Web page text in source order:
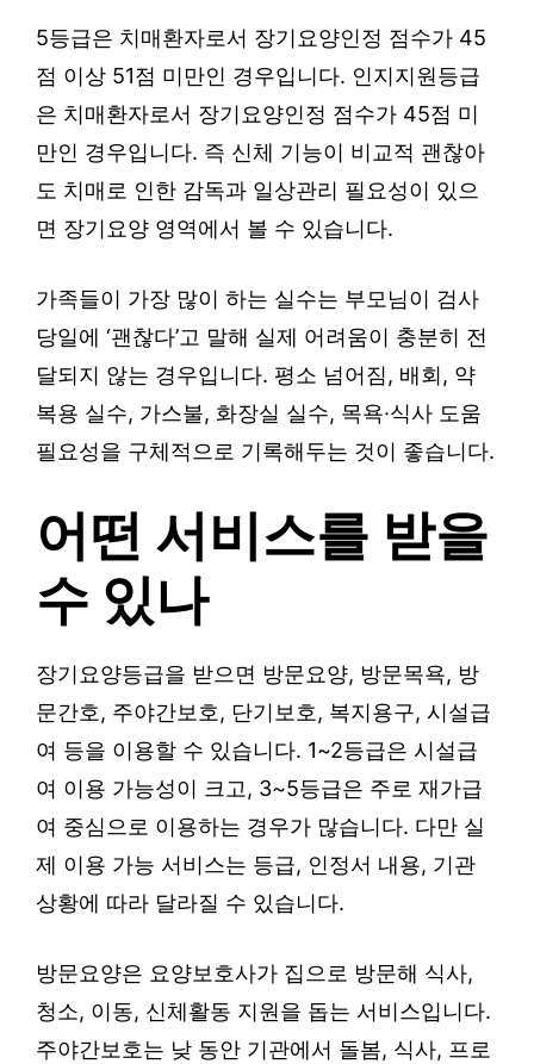
5등급은 치매환자로서 장기요양인정 점수가 45
점 이상 51점 미만인 경우입니다. 인지지원등급
은 치매환자로서 장기요양인정 점수가 45점 미
만인 경우입니다. 즉 신체 기능이 비교적 괜찮아
도 치매로 인한 감독과 일상관리 필요성이 있으
면 장기요양 영역에서 볼 수 있습니다.
가족들이 가장 많이 하는 실수는 부모님이 검사
당일에 ‘괜찮다’고 말해 실제 어려움이 충분히 전
달되지 않는 경우입니다. 평소 넘어짐, 배회, 약
복용 실수, 가스불, 화장실 실수, 목욕·식사 도움
필요성을 구체적으로 기록해두는 것이 좋습니다.
어떤 서비스를 받을
수 있나
장기요양등급을 받으면 방문요양, 방문목욕, 방
문간호, 주야간보호, 단기보호, 복지용구, 시설급
여 등을 이용할 수 있습니다. 1~2등급은 시설급
여 이용 가능성이 크고, 3~5등급은 주로 재가급
여 중심으로 이용하는 경우가 많습니다. 다만 실
제 이용 가능 서비스는 등급, 인정서 내용, 기관
상황에 따라 달라질 수 있습니다.
방문요양은 요양보호사가 집으로 방문해 식사,
청소, 이동, 신체활동 지원을 돕는 서비스입니다.
주야간보호는 낮 동안 기관에서 돌봄, 식사, 프로